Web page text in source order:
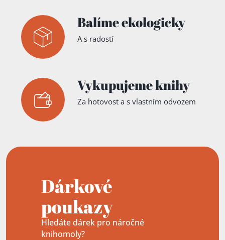
immer
für
unzugäng
werden
Balíme ekologicky
A s radostí
Vykupujeme knihy
Za hotovost a s vlastním odvozem
Dárkové
poukazy
Hledáte dárek pro náročné
knihomoly?